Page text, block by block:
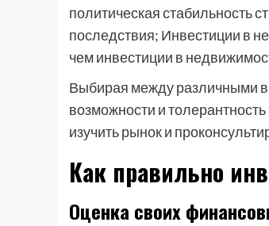
политическая стабильность
последствия; Инвестиции в
чем инвестиции в
Выбирая между различными
возможности и
изучить рынок и
Как правильно
Оценка своих